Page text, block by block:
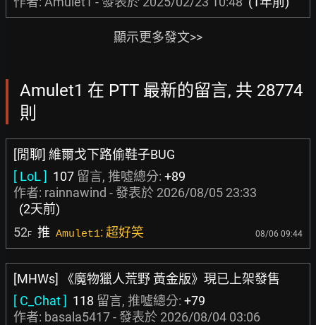
顯示更多發文>>
Amulet1 在 PTT 最新的留言, 共 28774
則
[閒聊] 維爾戈下路偷鞋子BUG
[ LoL ] 107 留言, 推噓總分: +89
作者: rainnawind - 發表於 2026/08/05 23:33
(2天前)
52F 推 Amulet1: 超好笑 08/06 09:44
[MHWs] 《魔物獵人荒野 黃金版》現已上架發售
[ C_Chat ] 118 留言, 推噓總分: +79
作者: basala5417- 發表於 2026/08/04 03:06